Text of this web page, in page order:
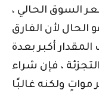
السوق الحالي ،
لأن الفارق
أكبر بعدة
، فإن شراء
ولكنه غالبًا